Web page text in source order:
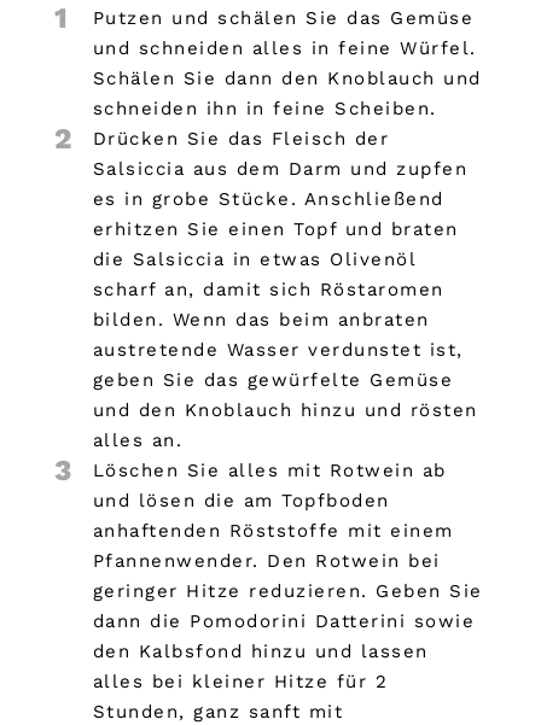
1
Putzen und schälen Sie das Gemüse
und schneiden alles in feine Würfel.
Schälen Sie dann den Knoblauch und
schneiden ihn in feine Scheiben.
2
Drücken Sie das Fleisch der
Salsiccia aus dem Darm und zupfen
es in grobe Stücke. Anschließend
erhitzen Sie einen Topf und braten
die Salsiccia in etwas Olivenöl
scharf an, damit sich Röstaromen
bilden. Wenn das beim anbraten
austretende Wasser verdunstet ist,
geben Sie das gewürfelte Gemüse
und den Knoblauch hinzu und rösten
alles an.
3
Löschen Sie alles mit Rotwein ab
und lösen die am Topfboden
anhaftenden Röststoffe mit einem
Pfannenwender. Den Rotwein bei
geringer Hitze reduzieren. Geben Sie
dann die Pomodorini Datterini sowie
den Kalbsfond hinzu und lassen
alles bei kleiner Hitze für 2
Stunden, ganz sanft mit